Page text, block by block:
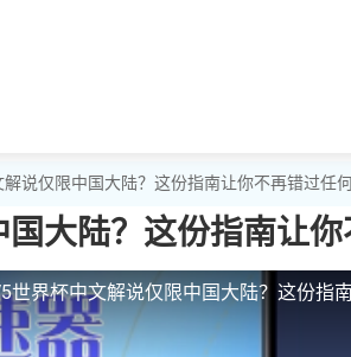
说仅限中国大陆？这份指南让你不再错过任
大陆？这份指南让
世界杯中文解说仅限中国大陆？这份指